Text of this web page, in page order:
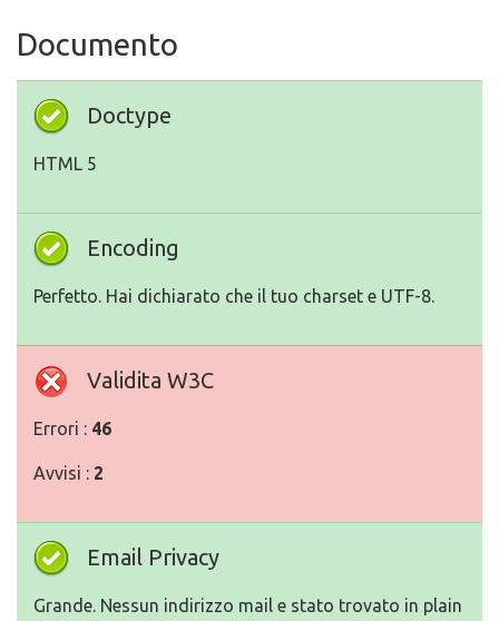
Documento
Doctype
HTML 5
Encoding
Perfetto. Hai dichiarato che il tuo charset e UTF-8.
Validita W3C
Errori : 46
Avvisi : 2
Email Privacy
Grande. Nessun indirizzo mail e stato trovato in plain